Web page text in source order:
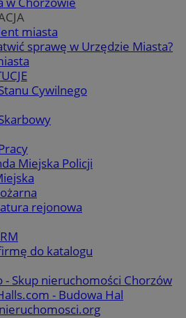
miasta
sprawę w Urzędzie Miasta?
Cywilnego
Miejska Policji
rejonowa
do katalogu
- Skup nieruchomości Chorzów
- Budowa Hal